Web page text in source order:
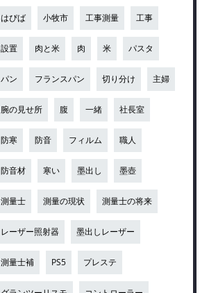
はぴば 小牧市 工事測量 工事
設置 肉と米 肉 米 パスタ
パン フランスパン 切り分け 主婦
腕の見せ所 腹 一緒 社長室
防寒 防音 フィルム 職人
防音材 寒い 墨出し 墨壺
測量士 測量の現状 測量士の将来
レーザー照射器 墨出しレーザー
測量士補 PS5 プレステ